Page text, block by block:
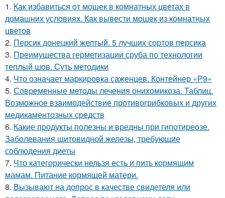
1. Как избавиться от мошек в комнатных цветах в
домашних условиях. Как вывести мошек из комнатных
цветов
2. Персик донецкий желтый. 5 лучших сортов персика
3. Преимущества герметизации сруба по технологии
теплый шов. Суть методики
4. Что означает маркировка саженцев. Контейнер «Р9»
5. Современные методы лечения онихомикоза. Таблиц.
Возможное взаимодействие противогрибковых и других
медикаментозных средств
6. Какие продукты полезны и вредны при гипотиреозе.
Заболевания щитовидной железы, требующие
соблюдения диеты
7. Что категорически нельзя есть и пить кормящим
мамам. Питание кормящей матери.
8. Вызывают на допрос в качестве свидетеля или